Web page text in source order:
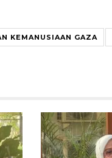
KEMANUSIAAN GAZA